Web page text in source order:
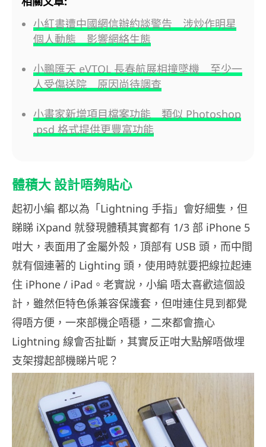
小紅書遭中國網信辦約談警告 涉炒作明星
個人動態 影響網絡生態
小鵬匯天 eVTOL 長春航展相撞墜機 至少一
人受傷送院 原因尚待調查
小畫家新增項目檔案功能 類似 Photoshop
.psd 格式提供更豐富功能
體積大 設計唔夠貼心
起初小編 都以為「Lightning 手指」會好細隻，但
睇睇 iXpand 就發現體積其實都有 1/3 部 iPhone 5
咁大，表面用了金屬外殼，頂部有 USB 頭，而中間
就有個連著的 Lighting 頭，使用時就要把線拉起連
住 iPhone / iPad。老實說，小編 唔太喜歡這個設
計，雖然佢特色係兼容保護套，但咁連住見到都覺
得唔方便，一來部機企唔穩，二來都會擔心
Lightning 線會否扯斷，其實反正咁大點解唔做埋
支架撐起部機睇片呢？